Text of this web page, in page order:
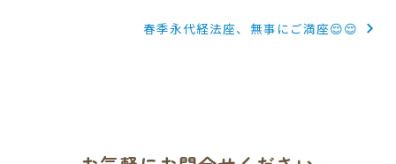
春季永代経法座、無事にご満座😌😌